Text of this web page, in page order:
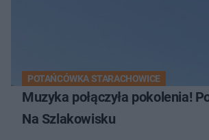
POTAŃCÓWKA STARACHOWICE
Muzyka połączyła pokolenia!
Na Szlakowisku